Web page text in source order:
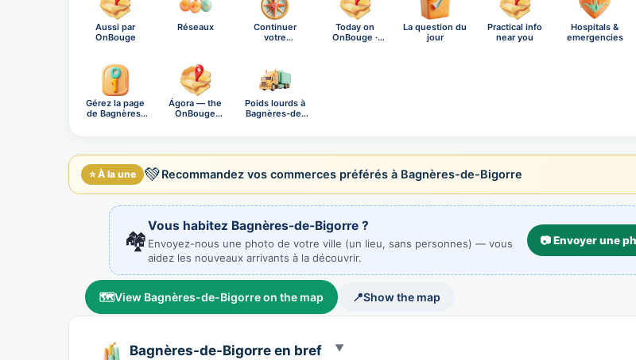
Aussi par
OnBouge
Réseaux
Continuer
votre
Today on
OnBouge ·
La question du
jour
Practical info
near you
Hospitals &
emergencies
Gérez la page
de Bagnères-
Ágora — the
OnBouge
Poids lourds à
Bagnères-de-
⭐ À la une 💚Recommandez vos commerces préférés à Bagnères-de-Bigorre
🏘️
Vous habitez Bagnères-de-Bigorre ?
Envoyez-nous une photo de votre ville (un lieu, sans personnes) — vous
aidez les nouveaux arrivants à la découvrir.
📷 Envoyer une
🗺️View Bagnères-de-Bigorre on the map 📍Show the map
Bagnères-de-Bigorre en bref